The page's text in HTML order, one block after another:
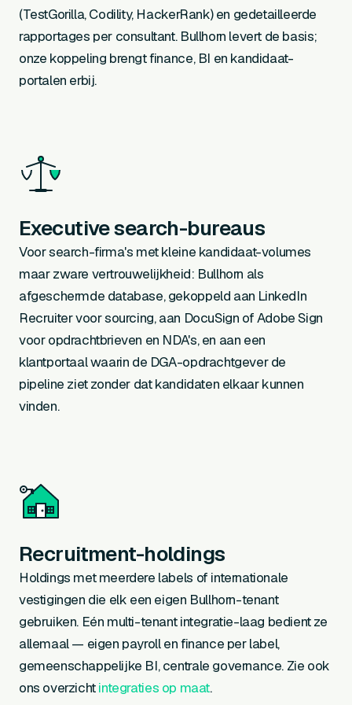
(TestGorilla, Codility, HackerRank) en gedetailleerde
rapportages per consultant. Bullhorn levert de basis;
onze koppeling brengt finance, BI en kandidaat-
portalen erbij.
Executive search-bureaus
Voor search-firma's met kleine kandidaat-volumes
maar zware vertrouwelijkheid: Bullhorn als
afgeschermde database, gekoppeld aan LinkedIn
Recruiter voor sourcing, aan DocuSign of Adobe Sign
voor opdrachtbrieven en NDA's, en aan een
klantportaal waarin de DGA-opdrachtgever de
pipeline ziet zonder dat kandidaten elkaar kunnen
vinden.
Recruitment-holdings
Holdings met meerdere labels of internationale
vestigingen die elk een eigen Bullhorn-tenant
gebruiken. Eén multi-tenant integratie-laag bedient ze
allemaal — eigen payroll en finance per label,
gemeenschappelijke BI, centrale governance. Zie ook
ons overzichtintegraties op maat.